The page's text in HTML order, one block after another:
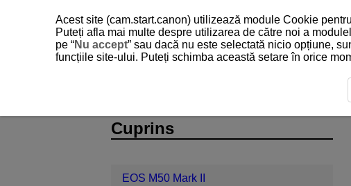
EOS M50 Mark II
Cuprins
EOS M50 Mark II
Acest site (cam.start.canon) utilizează module Cookie
Puteți afla mai multe despre utilizarea de către noi a
pe “Nu accept” sau dacă nu este selectată nicio opțiune,
funcțiile site-ului. Puteți schimba această setare în orice